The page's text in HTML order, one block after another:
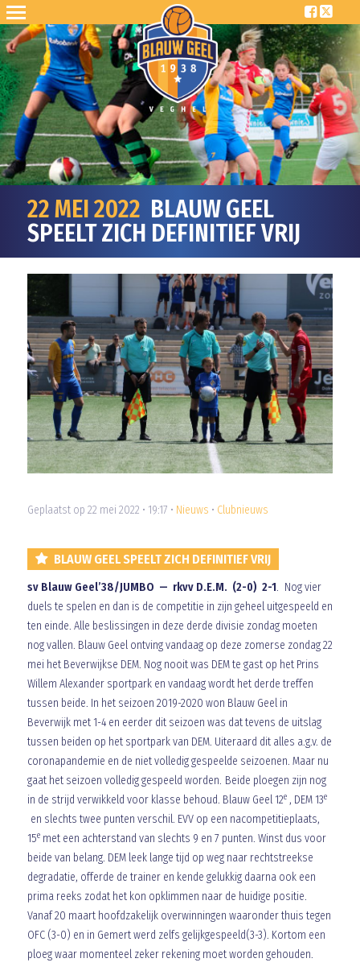
22 MEI 2022 BLAUW GEEL
SPEELT ZICH DEFINITIEF VRIJ
Geplaatst op 22 mei 2022 • 19:17 • Nieuws • Clubnieuws
BLAUW GEEL SPEELT ZICH DEFINITIEF VRIJ
sv Blauw Geel’38/JUMBO — rkvv D.E.M. (2-0) 2-1. Nog vier
duels te spelen en dan is de competitie in zijn geheel uitgespeeld en
ten einde. Alle beslissingen in deze derde divisie zondag moeten
nog vallen. Blauw Geel ontving vandaag op deze zomerse zondag 22
mei het Beverwijkse DEM. Nog nooit was DEM te gast op het Prins
Willem Alexander sportpark en vandaag wordt het derde treffen
tussen beide. In het seizoen 2019-2020 won Blauw Geel in
Beverwijk met 1-4 en eerder dit seizoen was dat tevens de uitslag
tussen beiden op het sportpark van DEM. Uiteraard dit alles a.g.v. de
coronapandemie en de niet volledig gespeelde seizoenen. Maar nu
gaat het seizoen volledig gespeeld worden. Beide ploegen zijn nog
in de strijd verwikkeld voor klasse behoud. Blauw Geel 12e, DEM 13e
en slechts twee punten verschil. EVV op een nacompetitieplaats,
15emet een achterstand van slechts 9 en 7 punten. Winst dus voor
beide van belang. DEM leek lange tijd op weg naar rechtstreekse
degradatie, offerde de trainer en kende gelukkig daarna ook een
prima reeks zodat het kon opklimmen naar de huidige positie.
Vanaf 20 maart hoofdzakelijk overwinningen waaronder thuis tegen
OFC (3-0) en in Gemert werd zelfs gelijkgespeeld(3-3). Kortom een
ploeg waar momenteel zeker rekening moet worden gehouden.